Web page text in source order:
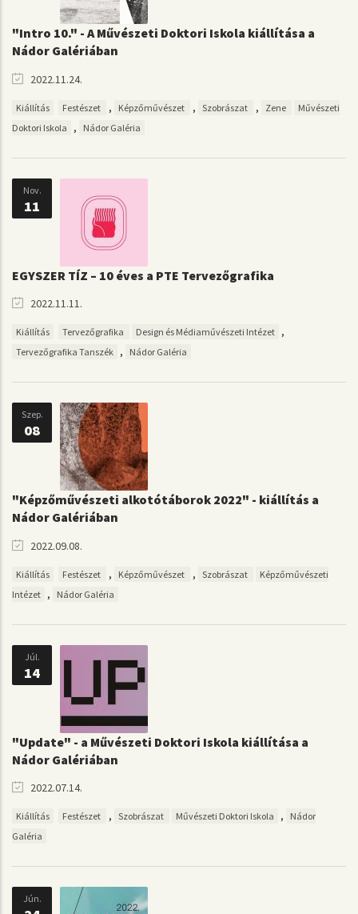
"Intro 10." - A Művészeti Doktori Iskola kiállítása a
Nádor Galériában
2022.11.24.
Kiállítás Festészet , Képzőművészet , Szobrászat , Zene
Művészeti
Doktori Iskola
, Nádor Galéria
Nov.
11
EGYSZER TÍZ – 10 éves a PTE Tervezőgrafika
2022.11.11.
Kiállítás Tervezőgrafika Design és Médiaművészeti Intézet ,
Tervezőgrafika Tanszék , Nádor Galéria
Szep.
08
"Képzőművészeti alkotótáborok 2022" - kiállítás a
Nádor Galériában
2022.09.08.
Kiállítás Festészet , Képzőművészet , Szobrászat
Képzőművészeti
Intézet , Nádor Galéria
Júl.
14
"Update" - a Művészeti Doktori Iskola kiállítása a
Nádor Galériában
2022.07.14.
Kiállítás Festészet , Szobrászat Művészeti Doktori Iskola ,
Nádor
Galéria
Jún.